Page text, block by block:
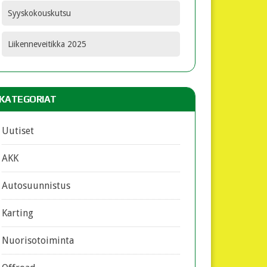
Syyskokouskutsu
Liikenneveitikka 2025
KATEGORIAT
Uutiset
AKK
Autosuunnistus
Karting
Nuorisotoiminta